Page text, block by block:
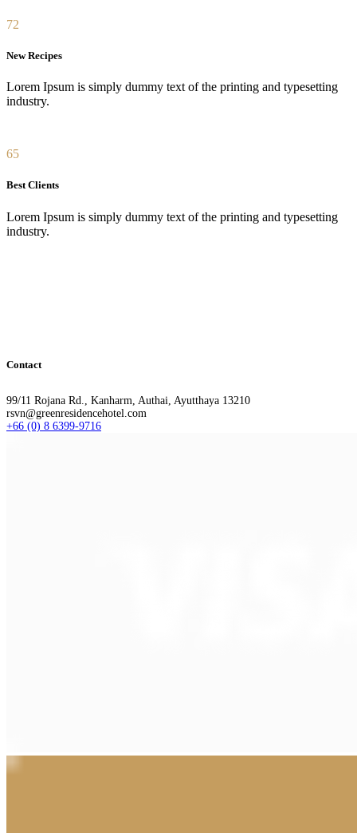
72
New Recipes
Lorem Ipsum is simply dummy text of the printing and typesetting
industry.
65
Best Clients
Lorem Ipsum is simply dummy text of the printing and typesetting
industry.
Contact
99/11 Rojana Rd., Kanharm, Authai, Ayutthaya 13210
rsvn@greenresidencehotel.com
+66 (0) 8 6399-9716